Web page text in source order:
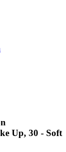
Up, 30 - Soft